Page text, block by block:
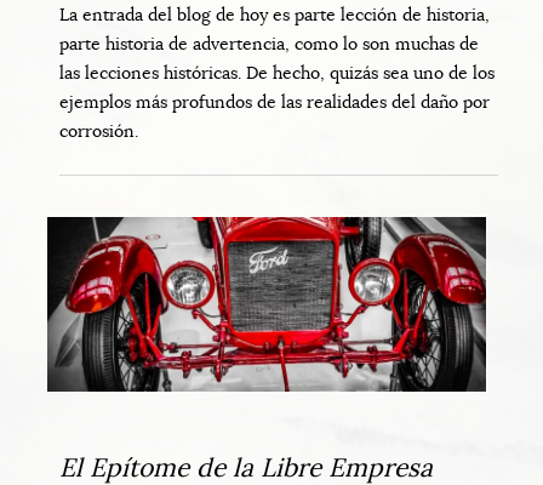
La entrada del blog de hoy es parte lección de historia,
parte historia de advertencia, como lo son muchas de
las lecciones históricas. De hecho, quizás sea uno de los
ejemplos más profundos de las realidades del daño por
corrosión.
El Epítome de la Libre Empresa